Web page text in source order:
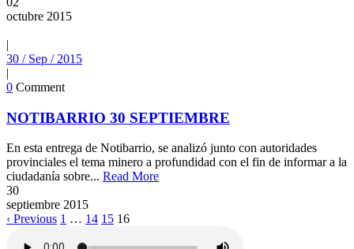
octubre 2015
|
30 / Sep / 2015
|
0 Comment
NOTIBARRIO 30 SEPTIEMBRE
En esta entrega de Notibarrio, se analizó junto con autoridades
provinciales el tema minero a profundidad con el fin de informar a la
ciudadanía sobre... Read More
30
septiembre 2015
‹ Previous 1 … 14 15 16